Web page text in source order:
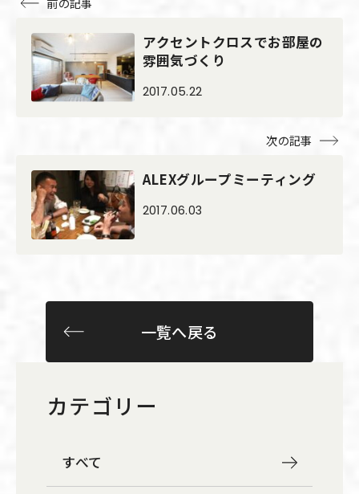
カテゴリー
すべて
アクセントクロスでお部屋の
雰囲気づくり
2017.05.22
次の記事
ALEXグループミーティング
2017.06.03
一覧へ戻る